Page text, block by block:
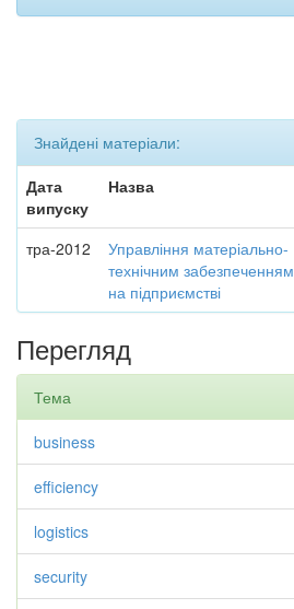
Знайдені матеріали:
Дата
випуску
Назва
тра-2012
Управління матеріально-
технічним забезпеченням
на підприємстві
Перегляд
Тема
business
efficiency
logistics
security